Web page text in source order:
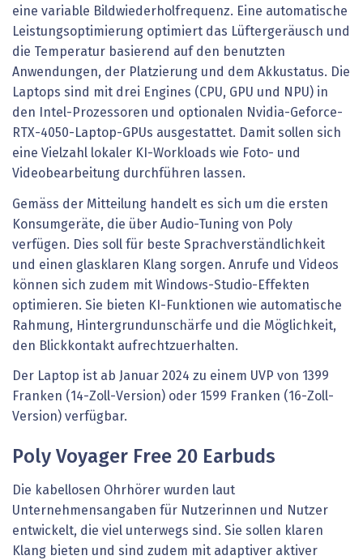
eine variable Bildwiederholfrequenz. Eine automatische
Leistungsoptimierung optimiert das Lüftergeräusch und
die Temperatur basierend auf den benutzten
Anwendungen, der Platzierung und dem Akkustatus. Die
Laptops sind mit drei Engines (CPU, GPU und NPU) in
den Intel-Prozessoren und optionalen Nvidia-Geforce-
RTX-4050-Laptop-GPUs ausgestattet. Damit sollen sich
eine Vielzahl lokaler KI-Workloads wie Foto- und
Videobearbeitung durchführen lassen.
Gemäss der Mitteilung handelt es sich um die ersten
Konsumgeräte, die über Audio-Tuning von Poly
verfügen. Dies soll für beste Sprachverständlichkeit
und einen glasklaren Klang sorgen. Anrufe und Videos
können sich zudem mit Windows-Studio-Effekten
optimieren. Sie bieten KI-Funktionen wie automatische
Rahmung, Hintergrundunschärfe und die Möglichkeit,
den Blickkontakt aufrechtzuerhalten.
Der Laptop ist ab Januar 2024 zu einem UVP von 1399
Franken (14-Zoll-Version) oder 1599 Franken (16-Zoll-
Version) verfügbar.
Poly Voyager Free 20 Earbuds
Die kabellosen Ohrhörer wurden laut
Unternehmensangaben für Nutzerinnen und Nutzer
entwickelt, die viel unterwegs sind. Sie sollen klaren
Klang bieten und sind zudem mit adaptiver aktiver